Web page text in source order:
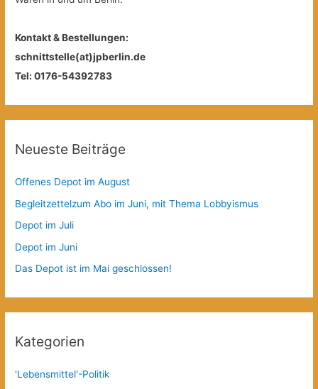
Kontakt & Bestellungen:
schnittstelle(at)jpberlin.de
Tel: 0176-54392783
Neueste Beiträge
Offenes Depot im August
Begleitzettelzum Abo im Juni, mit Thema Lobbyismus
Depot im Juli
Depot im Juni
Das Depot ist im Mai geschlossen!
Kategorien
'Lebensmittel'-Politik